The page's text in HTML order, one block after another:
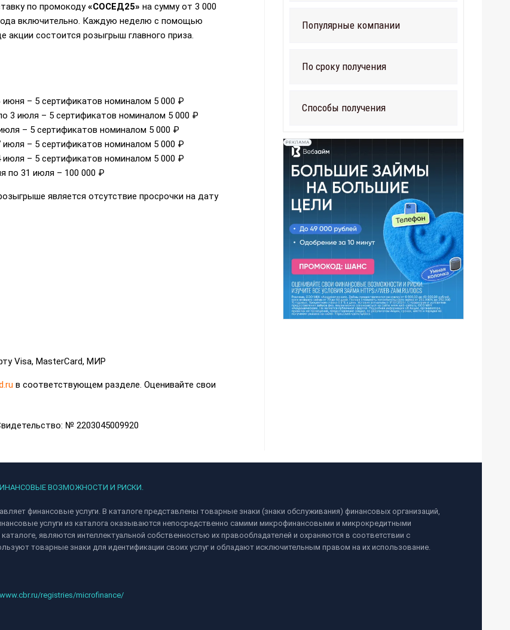
по промокоду«СОСЕД25» на сумму от 3 000
включительно. Каждую неделю с помощью
акции состоится розыгрыш главного приза.
– 5 сертификатов номиналом 5 000 ₽
3 июля – 5 сертификатов номиналом 5 000 ₽
– 5 сертификатов номиналом 5 000 ₽
июля – 5 сертификатов номиналом 5 000 ₽
– 5 сертификатов номиналом 5 000 ₽
по 31 июля – 100 000 ₽
является отсутствие просрочки на дату
Visa, MasterCard, МИР
в соответствующем разделе. Оценивайте свои
№ 2203045009920
Популярные компании
По сроку получения
Способы получения
ВОЗМОЖНОСТИ И РИСКИ.
финансовые услуги. В каталоге представлены товарные знаки (знаки обслуживания) финансовых организаций,
услуги из каталога оказываются непосредственно самими микрофинансовыми и микрокредитными
являются интеллектуальной собственностью их правообладателей и охраняются в соответствии с
товарные знаки для идентификации своих услуг и обладают исключительным правом на их использование.
registries/microfinance/